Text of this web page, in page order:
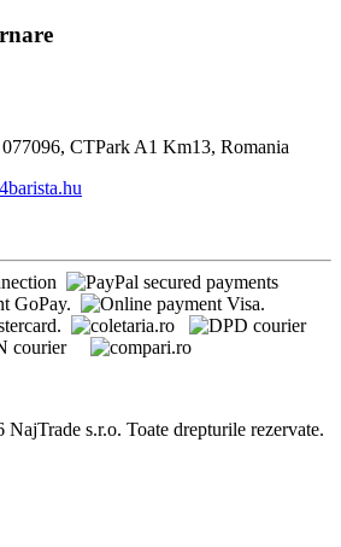
CTPark A1 Km13, Romania
4barista.hu
s.r.o. Toate drepturile rezervate.